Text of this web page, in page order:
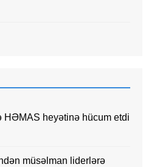
HƏMAS heyətinə hücum etdi
müsəlman liderlərə